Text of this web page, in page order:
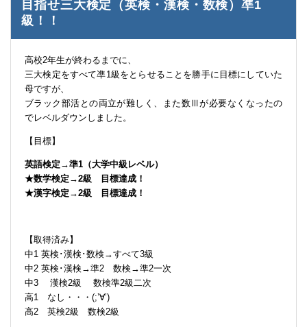
目指せ三大検定（英検・漢検・数検）凖1
級！！
高校2年生が終わるまでに、
三大検定をすべて凖1級をとらせることを勝手に目標にしていた
母ですが、
ブラック部活との両立が難しく、また数Ⅲが必要なくなったの
でレベルダウンしました。
【目標】
英語検定→準1（大学中級レベル）
★数学検定→2級 目標達成！
★漢字検定→2級 目標達成！
【取得済み】
中1 英検･漢検･数検→すべて3級
中2 英検･漢検→準2 数検→準2一次
中3 漢検2級 数検準2級二次
高1 なし・・・(;’∀’)
高2 英検2級 数検2級